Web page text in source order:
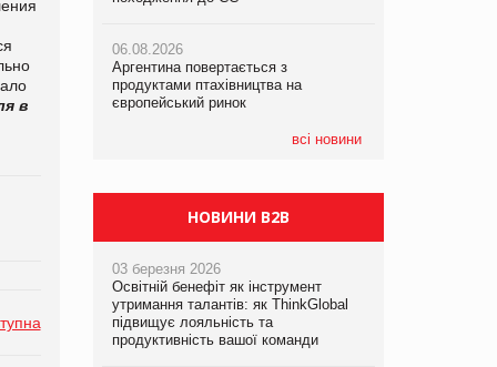
в
06.08.2026
Аргентина повертається з
продуктами птахівництва на
європейський ринок
всі новини
06.08.2026
Аргентина повертається з
продуктами птахівництва на
європейський ринок
06.08.2026
Аргентина повертається з
продуктами птахівництва на
європейський ринок
НОВИНИ B2B
03 березня 2026
Освітній бенефіт як інструмент
утримання талантів: як ThinkGlobal
підвищує лояльність та
продуктивність вашої команди